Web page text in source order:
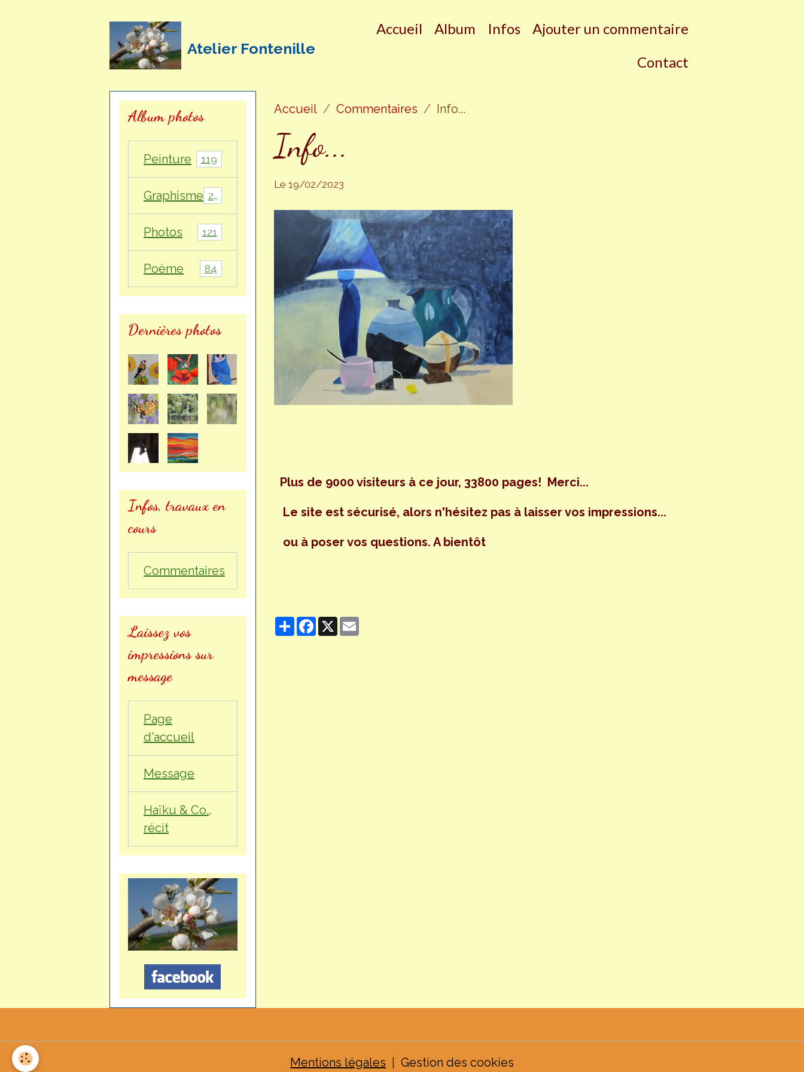
Atelier Fontenille
Accueil Album Infos
Ajouter un commentaire
Contact
Accueil Commentaires Info...
Info...
Le 19/02/2023
Plus de 9000 visiteurs à ce jour, 33800 pages! Merci...
Le site est sécurisé, alors n'hésitez pas à laisser vos impressions...
ou à poser vos questions. A bientôt
Partager
Facebook
X Email
Album photos
Peinture 119
Graphisme 28
Photos 121
Poème 84
Dernières photos
Infos, travaux en
cours
Commentaires
Laissez vos
impressions sur
message
Page
d'accueil
Message
Haïku & Co.,
récit
Mentions légales Gestion des cookies